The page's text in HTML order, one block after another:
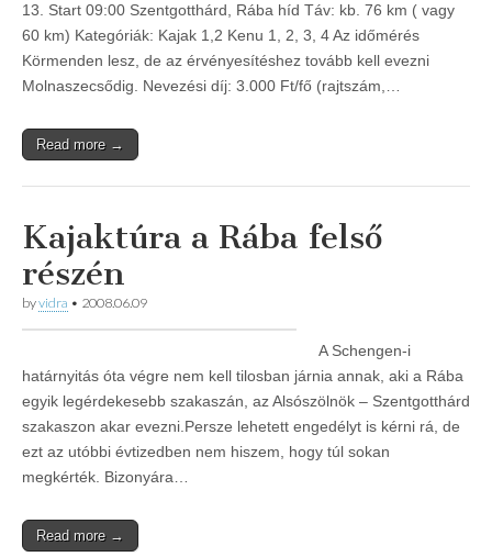
13. Start 09:00 Szentgotthárd, Rába híd Táv: kb. 76 km ( vagy
60 km) Kategóriák: Kajak 1,2 Kenu 1, 2, 3, 4 Az időmérés
Körmenden lesz, de az érvényesítéshez tovább kell evezni
Molnaszecsődig. Nevezési díj: 3.000 Ft/fő (rajtszám,…
Read more →
Kajaktúra a Rába felső
részén
byvidra • 2008.06.09
A Schengen-i
határnyitás óta végre nem kell tilosban járnia annak, aki a Rába
egyik legérdekesebb szakaszán, az Alsószölnök – Szentgotthárd
szakaszon akar evezni.Persze lehetett engedélyt is kérni rá, de
ezt az utóbbi évtizedben nem hiszem, hogy túl sokan
megkérték. Bizonyára…
Read more →